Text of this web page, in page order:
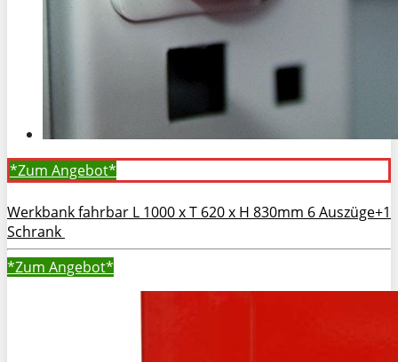
*Zum Angebot*
Werkbank fahrbar L 1000 x T 620 x H 830mm 6 Auszüge+1
Schrank
*Zum Angebot*